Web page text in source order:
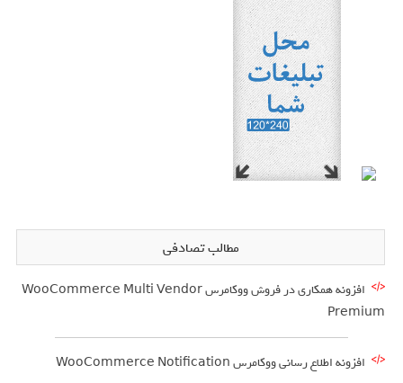
مطالب تصادفی
افزونه همکاری در فروش ووکامرس WooCommerce Multi Vendor
Premium
افزونه اطلاع رسانی ووکامرس WooCommerce Notification